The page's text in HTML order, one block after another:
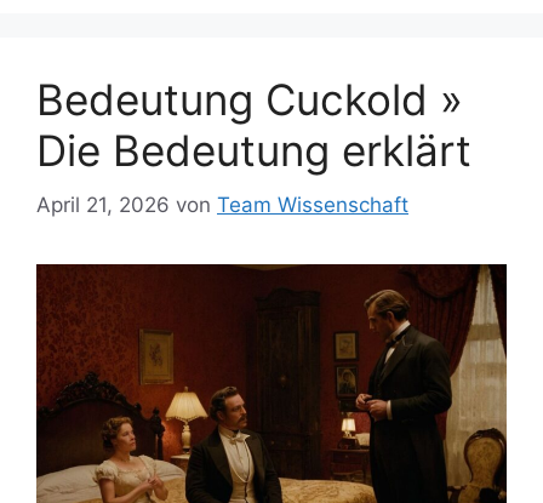
Bedeutung Cuckold »
Die Bedeutung erklärt
April 21, 2026 von Team Wissenschaft